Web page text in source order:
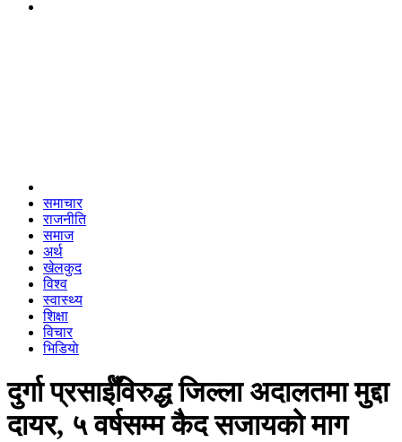
समाचार
राजनीति
समाज
अर्थ
खेलकुद
विश्व
स्वास्थ्य
शिक्षा
विचार
भिडियाे
दुर्गा प्रसाईँविरुद्ध जिल्ला अदालतमा मुद्दा
दायर, ५ वर्षसम्म कैद सजायको माग